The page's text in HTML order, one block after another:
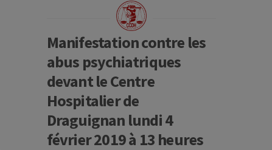
Manifestation contre les
abus psychiatriques
devant le Centre
Hospitalier de
Draguignan lundi 4
février 2019 à 13 heures